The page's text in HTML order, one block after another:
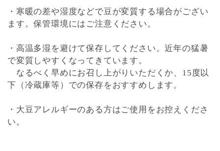
・寒暖の差や湿度などで豆が変質する場合がござい
ます。保管環境にはご注意ください。
・高温多湿を避けて保存してください。近年の猛暑
で変質しやすくなってきています。
なるべく早めにお召し上がりいただくか、15度以
下（冷蔵庫等）での保存をおすすめします。
・大豆アレルギーのある方はご使用をお控えくださ
い。